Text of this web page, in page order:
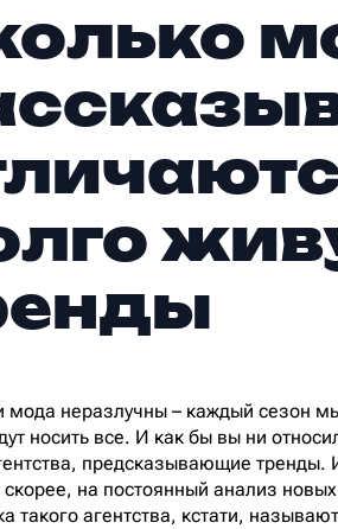
мода неразлучны – каждый сезон
носить все. И как бы вы ни
предсказывающие тренды.
скорее, на постоянный анализ
такого агентства, кстати,